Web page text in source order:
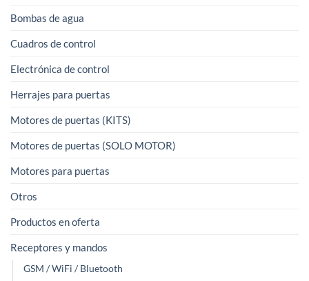
Bombas de agua
Cuadros de control
Electrónica de control
Herrajes para puertas
Motores de puertas (KITS)
Motores de puertas (SOLO MOTOR)
Motores para puertas
Otros
Productos en oferta
Receptores y mandos
GSM / WiFi / Bluetooth